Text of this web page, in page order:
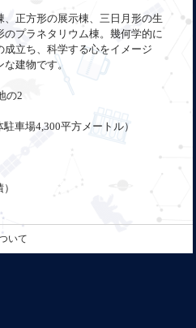
、正方形の展示棟、三日月形の生
プラネタリウム棟。幾何学的に
立ち、科学する心をイメージ
建物です。
の2
車場4,300平方メートル）
いて